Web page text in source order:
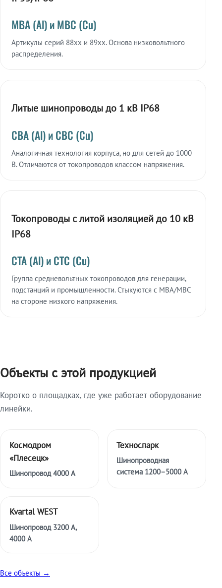
МВА (Al) и МВС (Cu)
Артикулы серий 88xx и 89xx. Основа низковольтного
распределения.
Литые шинопроводы до 1 кВ IP68
СВА (Al) и СВС (Cu)
Аналогичная технология корпуса, но для сетей до 1000
В. Отличаются от токопроводов классом напряжения.
Токопроводы с литой изоляцией до 10 кВ
IP68
СТА (Al) и СТС (Cu)
Группа средневольтных токопроводов для генерации,
подстанций и промышленности. Стыкуются с МВА/МВС
на стороне низкого напряжения.
Объекты с этой продукцией
Коротко о площадках, где уже работает оборудование
линейки.
Космодром
«Плесецк»
Шинопровод 4000 А
Техноспарк
Шинопроводная
система 1200–5000 А
Kvartal WEST
Шинопровод 3200 А,
4000 А
Все объекты →